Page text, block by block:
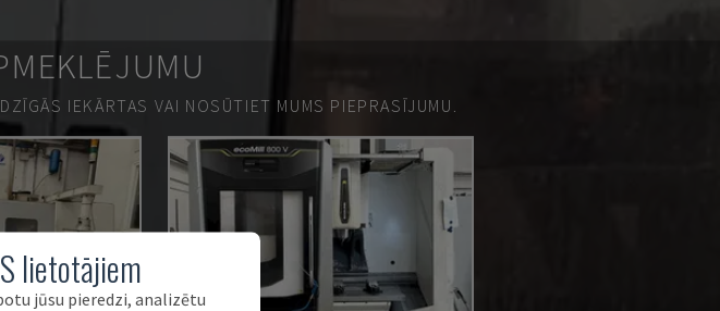
IEKĀRTAS VAI NOSŪTIET MUMS PIEPRASĪJUMU.
lietotājiem
jūsu pieredzi, analizētu